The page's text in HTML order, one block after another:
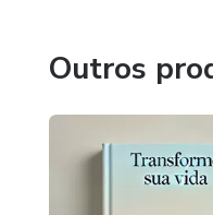
Outros